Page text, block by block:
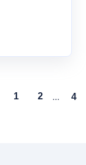
1 2 ... 4